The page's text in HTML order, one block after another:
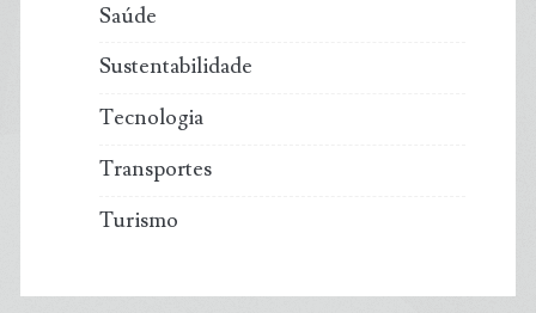
Saúde
Sustentabilidade
Tecnologia
Transportes
Turismo